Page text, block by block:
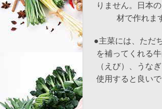
りません。日本
材で作れま
●主菜には、ただ
を補ってくれる
（えび）、うな
使用すると良いで